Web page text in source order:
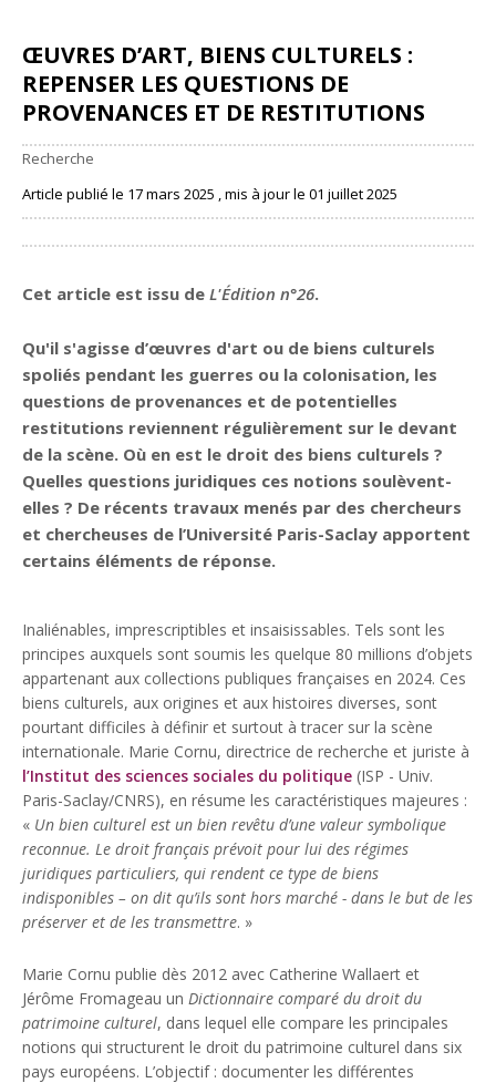
ŒUVRES D’ART, BIENS CULTURELS :
REPENSER LES QUESTIONS DE
PROVENANCES ET DE RESTITUTIONS
Recherche
Article publié le 17 mars 2025 , mis à jour le 01 juillet 2025
Cet article est issu de L'Édition n°26.
Qu'il s'agisse d’œuvres d'art ou de biens culturels
spoliés pendant les guerres ou la colonisation, les
questions de provenances et de potentielles
restitutions reviennent régulièrement sur le devant
de la scène. Où en est le droit des biens culturels ?
Quelles questions juridiques ces notions soulèvent-
elles ? De récents travaux menés par des chercheurs
et chercheuses de l’Université Paris-Saclay apportent
certains éléments de réponse.
Inaliénables, imprescriptibles et insaisissables. Tels sont les
principes auxquels sont soumis les quelque 80 millions d’objets
appartenant aux collections publiques françaises en 2024. Ces
biens culturels, aux origines et aux histoires diverses, sont
pourtant difficiles à définir et surtout à tracer sur la scène
internationale. Marie Cornu, directrice de recherche et juriste à
l’Institut des sciences sociales du politique (ISP - Univ.
Paris-Saclay/CNRS), en résume les caractéristiques majeures :
« Un bien culturel est un bien revêtu d’une valeur symbolique
reconnue. Le droit français prévoit pour lui des régimes
juridiques particuliers, qui rendent ce type de biens
indisponibles – on dit qu’ils sont hors marché - dans le but de les
préserver et de les transmettre. »
Marie Cornu publie dès 2012 avec Catherine Wallaert et
Jérôme Fromageau un Dictionnaire comparé du droit du
patrimoine culturel, dans lequel elle compare les principales
notions qui structurent le droit du patrimoine culturel dans six
pays européens. L’objectif : documenter les différentes